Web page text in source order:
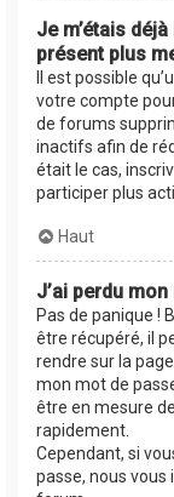
Je m’étais
présent plus
Il est possible
votre compte
de forums
inactifs afin de
était le cas,
participer plus
Haut
J’ai perdu
Pas de panique !
être récupéré, il
rendre sur la
mon mot de
être en mesure
rapidement.
Cependant, si
passe, nous